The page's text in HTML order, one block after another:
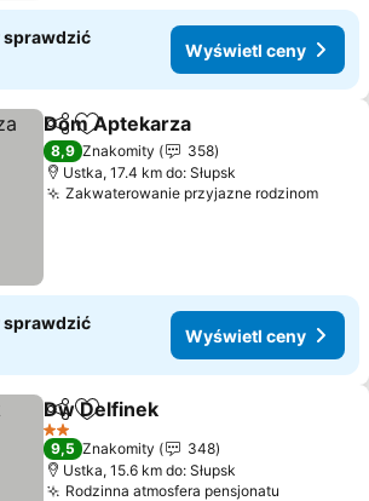
sprawdzić
Wyświetl ceny
Udostępnij
Dodaj do ulubionych
Dom Aptekarza
8,9 Znakomity
358
Ustka, 17.4 km do: Słupsk
Zakwaterowanie przyjazne rodzinom
sprawdzić
Wyświetl ceny
Udostępnij
Dodaj do ulubionych
Dw Delfinek
2 Kategoria
9,5 Znakomity
348
Ustka, 15.6 km do: Słupsk
Rodzinna atmosfera pensjonatu